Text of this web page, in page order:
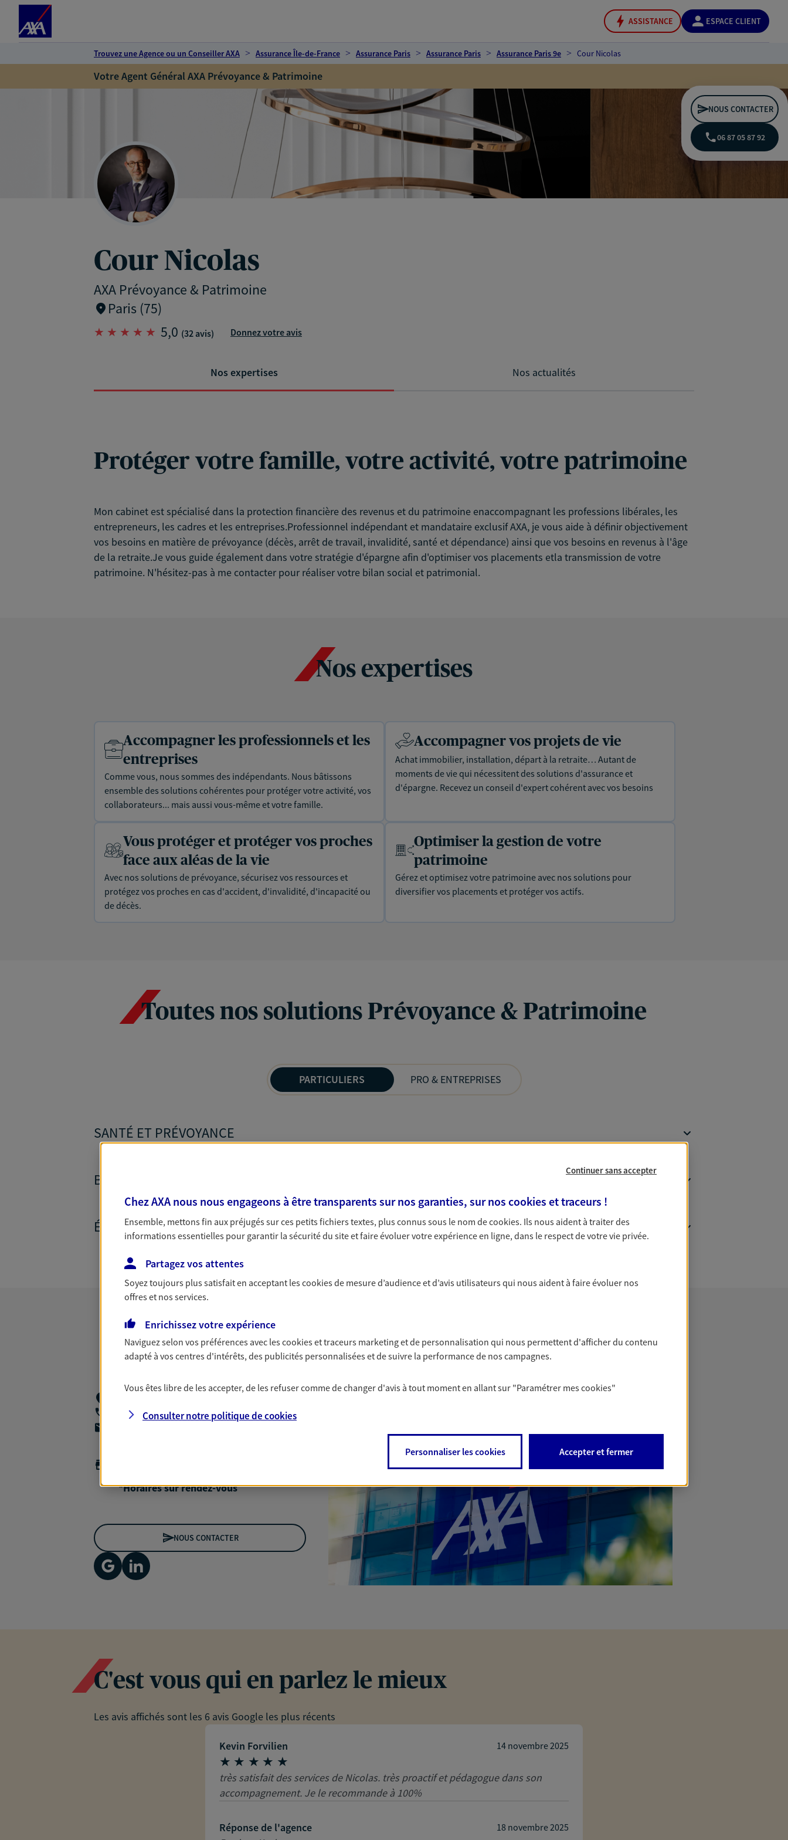
ASSISTANCE ESPACE CLIENT
Trouvez une Agence ou un Conseiller AXA Assurance Île-de-France Assurance Paris Assurance Paris Assurance Paris 9e Cour Nicolas
Votre Agent Général AXA Prévoyance & Patrimoine
Cour Nicolas
AXA Prévoyance & Patrimoine
Paris (75)
5,0 (32 avis) Donnez votre avis
NOUS CONTACTER
06 87 05 87 92
Nos expertises Nos actualités
Protéger votre famille, votre activité, votre patrimoine
Mon cabinet est spécialisé dans la protection financière des revenus et du patrimoine enaccompagnant les professions libérales, les
entrepreneurs, les cadres et les entreprises.Professionnel indépendant et mandataire exclusif AXA, je vous aide à définir objectivement
vos besoins en matière de prévoyance (décès, arrêt de travail, invalidité, santé et dépendance) ainsi que vos besoins en revenus à l'âge
de la retraite.Je vous guide également dans votre stratégie d'épargne afin d'optimiser vos placements etla transmission de votre
patrimoine. N'hésitez-pas à me contacter pour réaliser votre bilan social et patrimonial.
Nos expertises
Accompagner les professionnels et les
entreprises
Comme vous, nous sommes des indépendants. Nous bâtissons
ensemble des solutions cohérentes pour protéger votre activité, vos
collaborateurs... mais aussi vous-même et votre famille.
Accompagner vos projets de vie
Achat immobilier, installation, départ à la retraite… Autant de
moments de vie qui nécessitent des solutions d'assurance et
d'épargne. Recevez un conseil d'expert cohérent avec vos besoins
Vous protéger et protéger vos proches
face aux aléas de la vie
Avec nos solutions de prévoyance, sécurisez vos ressources et
protégez vos proches en cas d'accident, d'invalidité, d'incapacité ou
de décès.
Optimiser la gestion de votre
patrimoine
Gérez et optimisez votre patrimoine avec nos solutions pour
diversifier vos placements et protéger vos actifs.
Toutes nos solutions Prévoyance & Patrimoine
PARTICULIERS PRO & ENTREPRISES
SANTÉ ET PRÉVOYANCE
BANQUE ET CRÉDITS
ÉPARGNE ET RETRAITE
Nous rencontrer
06 87 05 87 92
*Horaires sur rendez-vous
NOUS CONTACTER
C'est vous qui en parlez le mieux
Les avis affichés sont les 6 avis Google les plus récents
Kevin Forvilien 14 novembre 2025
très satisfait des services de Nicolas. très proactif et pédagogue dans son
accompagnement. Je le recommande à 100%
Réponse de l'agence 18 novembre 2025
Continuer sans accepter
Chez AXA nous nous engageons à être transparents sur nos garanties, sur nos cookies et traceurs !
Ensemble, mettons fin aux préjugés sur ces petits fichiers textes, plus connus sous le nom decookies. Ils nous aident à traiter des
informations essentielles pour garantir la sécurité du site et faire évoluer votre expérience en ligne, dans le respect de votre vie privée.
Partagez vos attentes
Soyez toujours plus satisfait en acceptant lescookiesde mesure d’audience et d’avis utilisateurs qui nous aident à faire évoluer nos
offres et nos services.
Enrichissez votre expérience
Naviguez selon vos préférences avec lescookies et traceurs marketing et de personnalisation qui nous permettent d'afficher du contenu
adapté à vos centres d'intérêts, des publicités personnalisées et de suivre la performance de nos campagnes.
Vous êtes libre de les accepter, de les refuser comme de changer d'avis à tout moment en allant sur "Paramétrer mescookies"
Consulter notre politique decookies
Personnaliser les cookies Accepter et fermer